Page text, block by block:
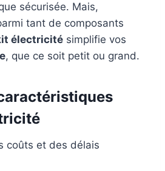
sécurisée. Mais,
tant de composants
électricité simplifie vos
, que ce soit petit ou grand.
coûts et des délais